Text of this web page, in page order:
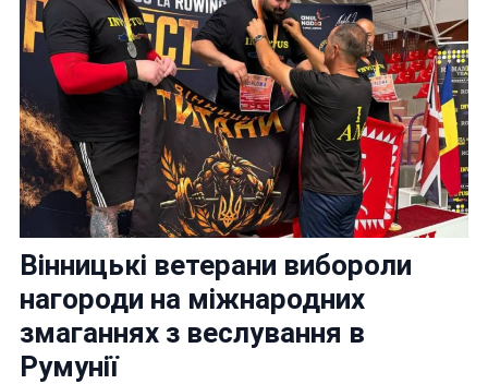
Вінницькі ветерани вибороли
нагороди на міжнародних
змаганнях з веслування в
Румунії